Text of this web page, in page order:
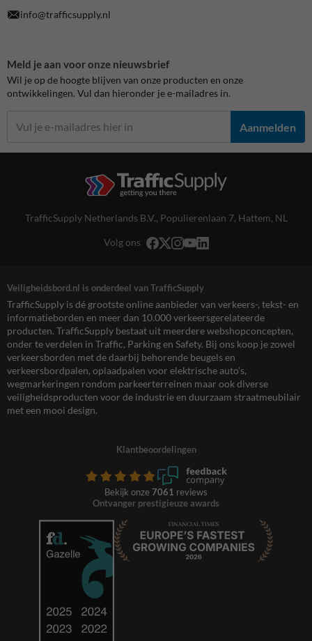
info@trafficsupply.nl
Meld je aan voor onze nieuwsbrief
Wil je op de hoogte blijven van onze producten en onze
ontwikkelingen. Vul dan hieronder je e-mailadres in.
Aanmelden
TrafficSupply Netherlands B.V., Populierenlaan 7, Hattem, NL
Volg ons
Veiligheidsbord.nl is onderdeel van TrafficSupply
TrafficSupply is dé grootste online aanbieder van verkeers-, tekst- en
informatieborden en meer dan 10.000 verkeersgerelateerde
producten. TrafficSupply bestaat uit meerdere webshopconcepten,
onder te verdelen in Traffic, Parking en Safety. Bij ons koop je zowel
verkeersborden met de daarbij behorende beugels en
verkeersbordpalen, oplaadpalen voor elektrische auto’s,
wegmarkeringen rondom parkeerterreinen maar ook diverse
veiligheidsproducten voor de industrie en duurzaam straatmeubilair
met een mooi design.
Klantbeoordelingen
Bekijk onze 7061 reviews
Ontvanger prestigieuze awards